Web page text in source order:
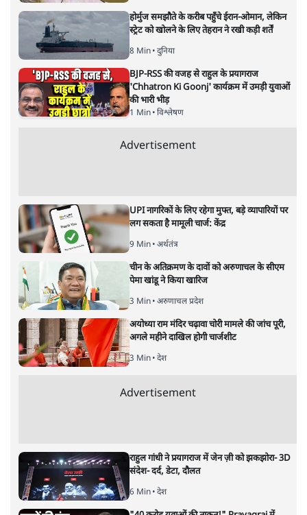
होर्मुज समझौते के करीब पहुँचे ईरान-ओमान, लेकिन
स्ट्रेट को खोलने के लिए तेहरान ने रखी कड़ी शर्तें
8 Min• दुनिया
BJP-RSS की वजह से राहुल के प्रयागराज
'Chhatron Ki Goonj' कार्यक्रम में उमड़ी युवाओं
की भारी भीड़
1 Min• विश्लेषण
Advertisement
UPI नागरिकों के लिए रहेगा मुफ्त, बड़े व्यापारियों पर
लग सकता है मामूली चार्ज: केंद्र
9 Min• अर्थतंत्र
चीन के अतिक्रमण के दावों को अरुणाचल के सीएम
पेमा खांडू ने किया खारिज
3 Min• अरुणाचल प्रदेश
अयोध्या राम मंदिर चढ़ावा चोरी मामले की जांच पूरी,
अगले महीने दाखिल होगी चार्जशीट
3 Min• देश
Advertisement
राहुल गांधी ने प्रयागराज में जेन ज़ी को झकझोरा- 3D
संदेश- दर्द, डेटा, दौलत
6 Min• देश